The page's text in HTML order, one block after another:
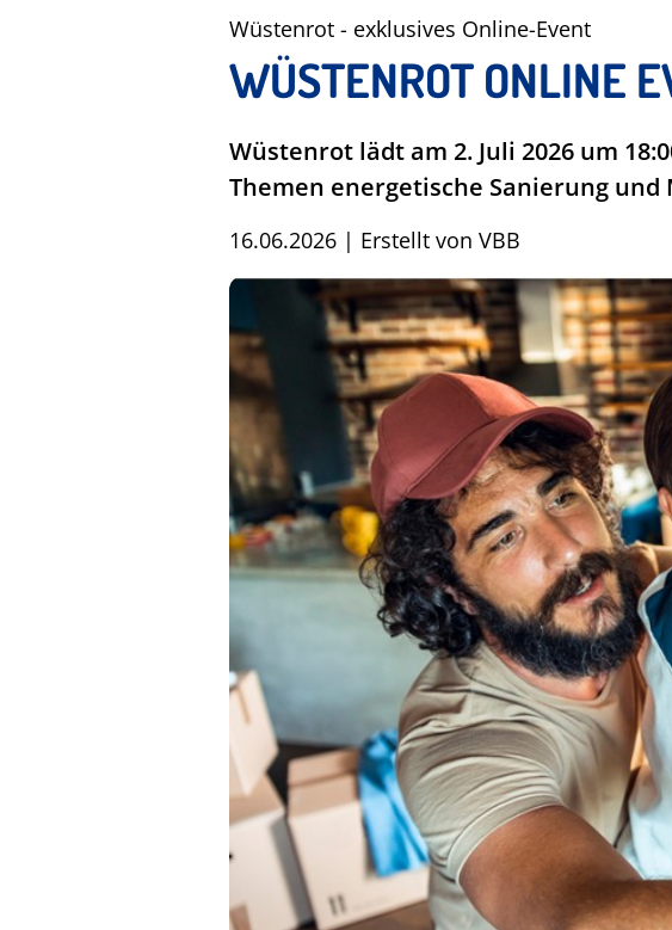
Wüstenrot - exklusives Online-Event
WÜSTENROT ONLINE
Wüstenrot lädt am 2. Juli 2026 um
Themen energetische Sanierung
16.06.2026 | Erstellt von VBB